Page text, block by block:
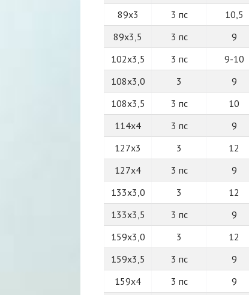
89х3
3 пс 10,5
89х3,5
3 пс 9
102х3,5
3 пс 9-10
108х3,0
3 9
108х3,5
3 пс 10
114х4
3 пс 9
127х3
3 12
127х4
3 пс 9
133х3,0
3 12
133х3,5
3 пс 9
159х3,0
3 12
159х3,5
3 пс 9
159х4
3 пс 9